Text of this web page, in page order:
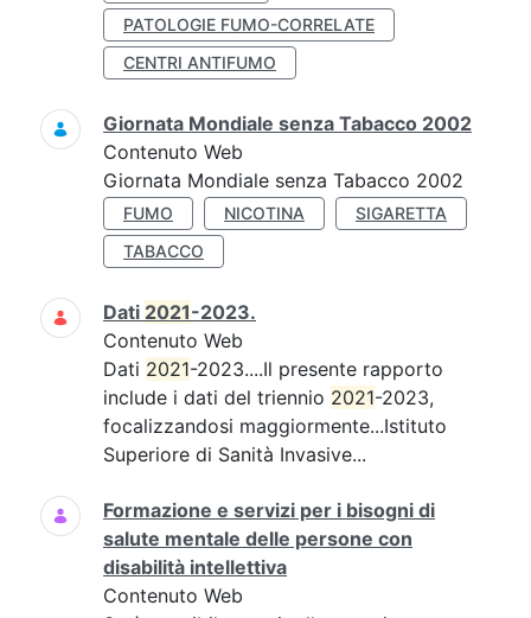
PATOLOGIE FUMO-CORRELATE
CENTRI ANTIFUMO
Giornata Mondiale senza Tabacco 2002
Contenuto Web
Giornata Mondiale senza Tabacco 2002
FUMO NICOTINA
SIGARETTA
TABACCO
Dati 2021-2023.
Contenuto Web
Dati 2021-2023....Il presente rapporto
include i dati del triennio 2021-2023,
focalizzandosi maggiormente...Istituto
Superiore di Sanità Invasive...
Formazione e servizi per i bisogni di
salute mentale delle persone con
disabilità intellettiva
Contenuto Web